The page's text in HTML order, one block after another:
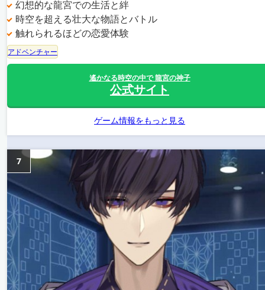
幻想的な龍宮での生活と絆
時空を超える壮大な物語とバトル
触れられるほどの恋愛体験
アドベンチャー
遙かなる時空の中で 龍宮の神子
公式サイト
ゲーム情報をもっと見る
7